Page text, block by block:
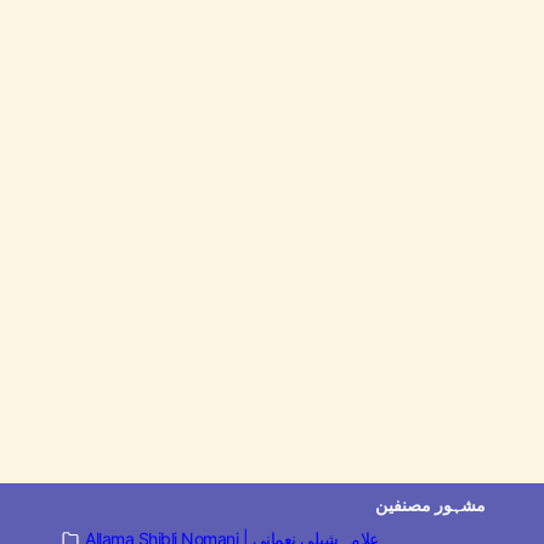
مشہور مصنفین
Allama Shibli Nomani | علامہ شبلی نعمانی